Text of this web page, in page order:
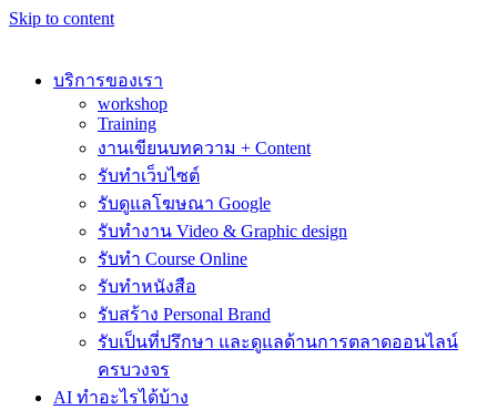
Skip to content
บริการของเรา
workshop
Training
งานเขียนบทความ + Content
รับทำเว็บไซต์
รับดูแลโฆษณา Google
รับทำงาน Video & Graphic design
รับทำ Course Online
รับทำหนังสือ
รับสร้าง Personal Brand
รับเป็นที่ปรึกษา และดูแลด้านการตลาดออนไลน์
ครบวงจร
AI ทำอะไรได้บ้าง